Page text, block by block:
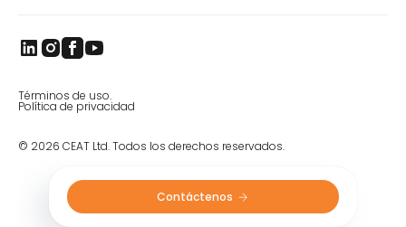
Contáctenos
© 2026 CEAT Ltd. Todos los derechos reservados.
Términos de uso.
Política de privacidad